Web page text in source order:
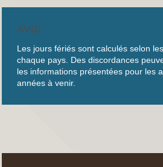
AVIS
Les jours fériés sont calculés selon
chaque pays. Des discordances
les informations présentées pour les
années à venir.